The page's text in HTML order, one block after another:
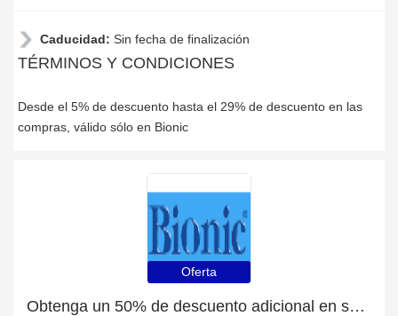
Caducidad: Sin fecha de finalización
TÉRMINOS Y CONDICIONES
Desde el 5% de descuento hasta el 29% de descuento en las
compras, válido sólo en Bionic
Oferta
Obtenga un 50% de descuento adicional en su próximo pedido | fin en breve